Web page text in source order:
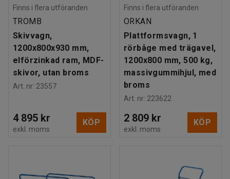
Finns i flera utföranden
TROMB
Skivvagn,
1200x800x930 mm,
elförzinkad ram, MDF-
skivor, utan broms
Art. nr: 23557
4 895 kr
exkl. moms
KÖP
Finns i flera utföranden
ORKAN
Plattformsvagn, 1
rörbåge med trägavel,
1200x800 mm, 500 kg,
massivgummihjul, med
broms
Art. nr: 223622
2 809 kr
exkl. moms
KÖP